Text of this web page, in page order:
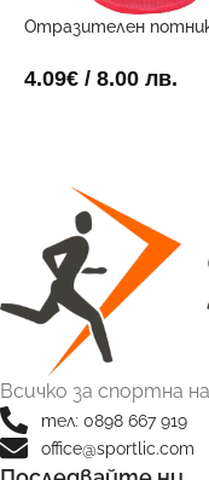
Отразителен
4.09€ / 8.00 лв.
Всичко за спортна
тел: 0898 667 919
office@sportlic.com